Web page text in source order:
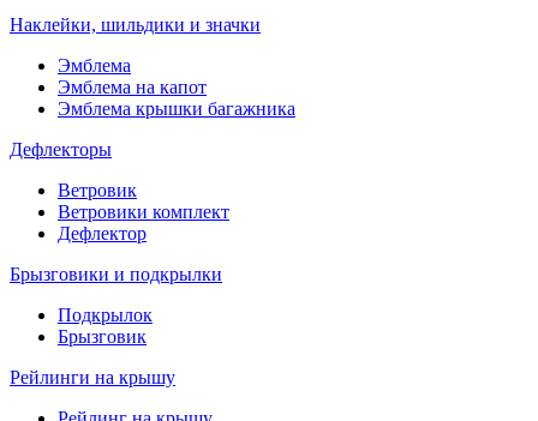
Наклейки, шильдики и значки
Эмблема
Эмблема на капот
Эмблема крышки багажника
Дефлекторы
Ветровик
Ветровики комплект
Дефлектор
Брызговики и подкрылки
Подкрылок
Брызговик
Рейлинги на крышу